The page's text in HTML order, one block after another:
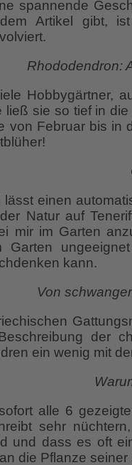
spannende
Artikel gibt,
Rhododendron:
Hobbygärtner,
ließ sie so tief in
von Februar bis in
einen
Natur auf
mir im Garten
Garten
kann.
Von
der
ein wenig mit
alle 6
sehr
und dass es oft
die Pflanze